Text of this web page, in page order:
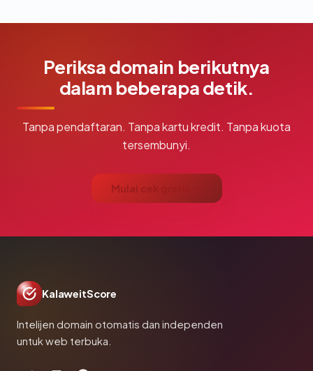
Periksa domain berikutnya
dalam beberapa detik.
Tanpa pendaftaran. Tanpa kartu kredit. Tanpa kuota
tersembunyi.
Mulai cek gratis →
KalaweitScore
Intelijen domain otomatis dan independen
untuk web terbuka.